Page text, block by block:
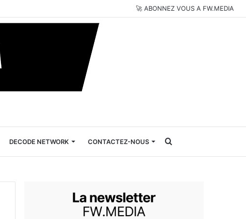
🚀 ABONNEZ VOUS A FW.MEDIA
DECODE NETWORK CONTACTEZ-NOUS Rechercher